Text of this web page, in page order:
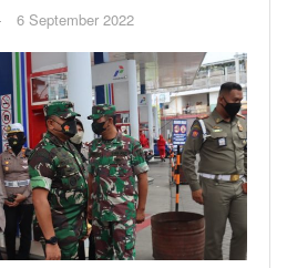
6 September 2022